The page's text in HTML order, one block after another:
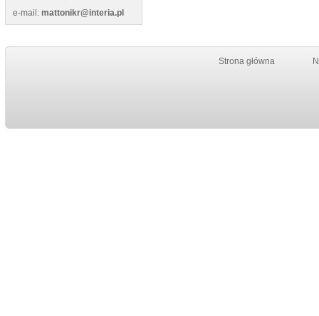
e-mail: mattonikr@interia.pl
Strona główna